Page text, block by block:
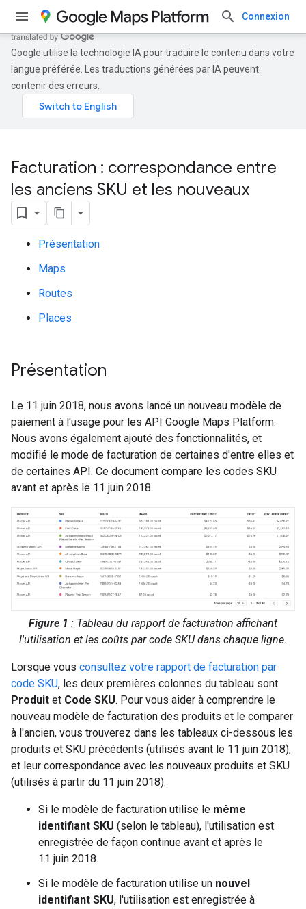
Connexion
Google utilise la technologie IA pour traduire le contenu dans votre
langue préférée. Les traductions générées par IA peuvent
contenir des erreurs.
Facturation : correspondance entre
les anciens SKU et les nouveaux
Présentation
Maps
Routes
Places
Présentation
Le 11 juin 2018, nous avons lancé un nouveau modèle de
paiement à l'usage pour les API Google Maps Platform.
Nous avons également ajouté des fonctionnalités, et
modifié le mode de facturation de certaines d'entre elles et
de certaines API. Ce document compare les codes SKU
avant et après le 11 juin 2018.
Figure 1 : Tableau du rapport de facturation affichant
l'utilisation et les coûts par code SKU dans chaque ligne.
Lorsque vous consultez votre rapport de facturation par
code SKU, les deux premières colonnes du tableau sont
Produit et Code SKU. Pour vous aider à comprendre le
nouveau modèle de facturation des produits et le comparer
à l'ancien, vous trouverez dans les tableaux ci-dessous les
produits et SKU précédents (utilisés avant le 11 juin 2018),
et leur correspondance avec les nouveaux produits et SKU
(utilisés à partir du 11 juin 2018).
Si le modèle de facturation utilise le même
identifiant SKU (selon le tableau), l'utilisation est
enregistrée de façon continue avant et après le
11 juin 2018.
Si le modèle de facturation utilise un nouvel
identifiant SKU, l'utilisation est enregistrée à